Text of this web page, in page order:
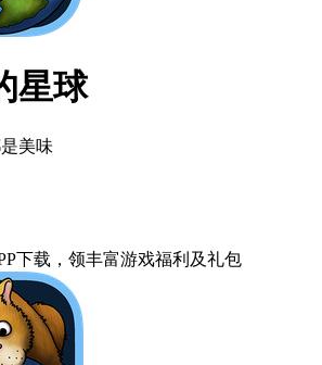
星球
美味
下载 ，领丰富游戏福利 及礼包